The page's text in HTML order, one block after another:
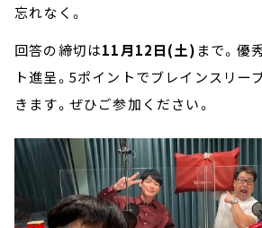
忘れなく。
回答の締切は11月12日(土) まで。優
ト進呈。5ポイントでブレインスリー
きます。ぜひご参加ください。